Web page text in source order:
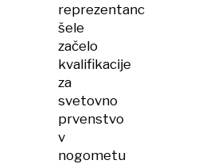
reprezentanc
šele
začelo
kvalifikacije
za
svetovno
prvenstvo
v
nogometu